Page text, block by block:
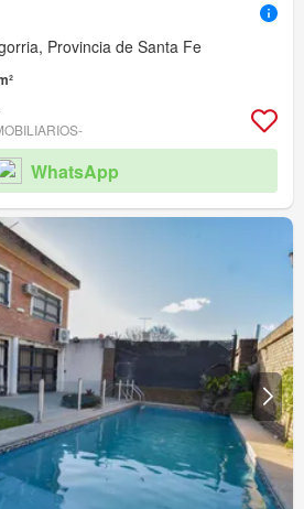
Provincia de Santa Fe
WhatsApp